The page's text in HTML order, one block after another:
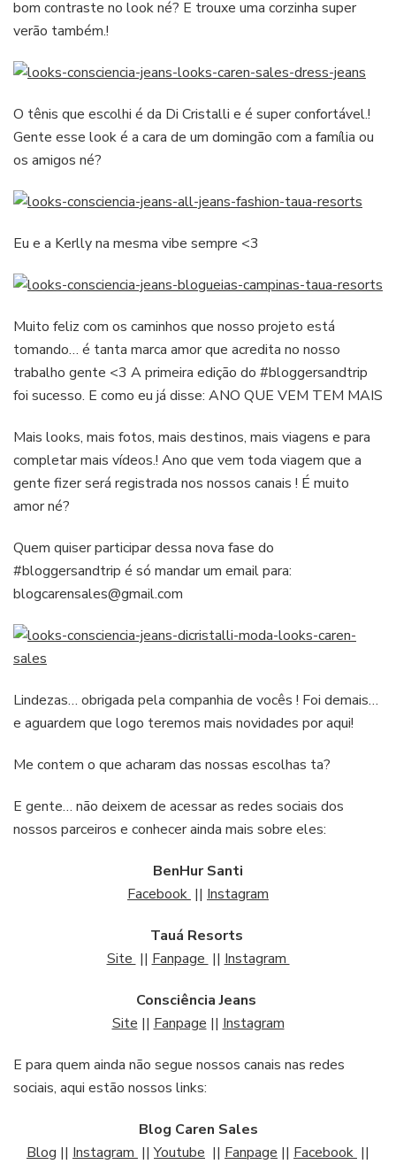
bom contraste no look né? E trouxe uma corzinha super
verão também.!
O tênis que escolhi é da Di Cristalli e é super confortável.!
Gente esse look é a cara de um domingão com a família ou
os amigos né?
Eu e a Kerlly na mesma vibe sempre <3
Muito feliz com os caminhos que nosso projeto está
tomando… é tanta marca amor que acredita no nosso
trabalho gente <3 A primeira edição do #bloggersandtrip
foi sucesso. E como eu já disse: ANO QUE VEM TEM MAIS
Mais looks, mais fotos, mais destinos, mais viagens e para
completar mais vídeos.! Ano que vem toda viagem que a
gente fizer será registrada nos nossos canais ! É muito
amor né?
Quem quiser participar dessa nova fase do
#bloggersandtrip é só mandar um email para:
blogcarensales@gmail.com
Lindezas… obrigada pela companhia de vocês ! Foi demais…
e aguardem que logo teremos mais novidades por aqui!
Me contem o que acharam das nossas escolhas ta?
E gente… não deixem de acessar as redes sociais dos
nossos parceiros e conhecer ainda mais sobre eles:
BenHur Santi
Facebook || Instagram
Tauá Resorts
Site || Fanpage || Instagram
Consciência Jeans
Site || Fanpage || Instagram
E para quem ainda não segue nossos canais nas redes
sociais, aqui estão nossos links:
Blog Caren Sales
Blog || Instagram ||Youtube || Fanpage || Facebook ||